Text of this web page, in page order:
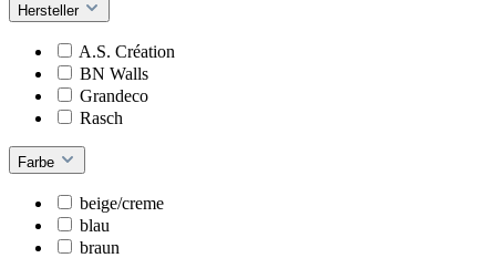
Hersteller
A.S. Création
BN Walls
Grandeco
Rasch
Farbe
beige/creme
blau
braun